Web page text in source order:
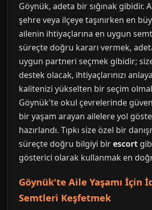
Göynük, adeta bir sığınak gibidir.
şehre veya ilçeye taşınırken en
ailenin ihtiyaçlarına en uygun
süreçte doğru kararı vermek,
uygun partneri seçmek gibidir;
destek olacak, ihtiyaçlarınızı
kalitenizi yükselten bir seçim
Göynük'te okul çevrelerinde
bir yaşam arayan ailelere yol
hazırlandı. Tıpkı size özel bir
süreçte doğru bilgiyi birescort
gösterici olarak kullanmak en
Göynük'te Aile Yaşamı İçin
Semtleri Keşfetmek